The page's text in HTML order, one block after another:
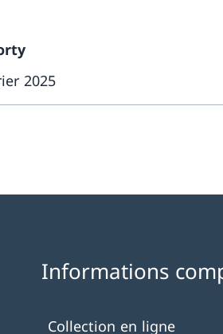
2025
Informations
Collection en ligne